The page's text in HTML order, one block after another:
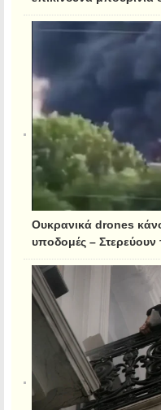
Ουκρανικά drones
υποδομές – Στερεύουν